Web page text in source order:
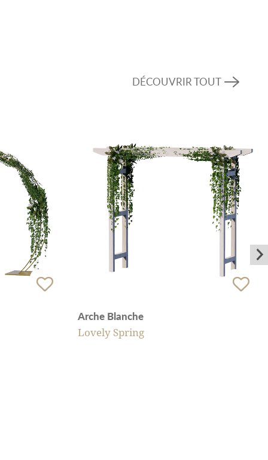
DÉCOUVRIR TOUT
Arche Blanche
Lovely Spring